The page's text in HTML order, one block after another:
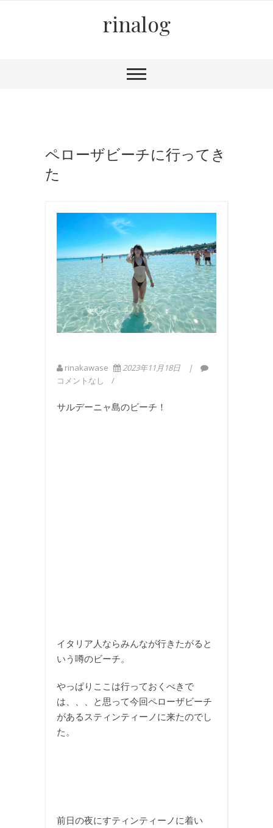
rinalog
ペローザビーチに行ってき
た
rinakawase
2023年11月18日
コメントなし
サルデーニャ島のビーチ！
イタリア人ならみんなが行きたがると
いう噂のビーチ。
やっぱりここは行っておくべきで
は、、、と思って今回ペローザビーチ
があるスティンティーノに来たのでし
た。
前日の夜にすティンティーノに着い